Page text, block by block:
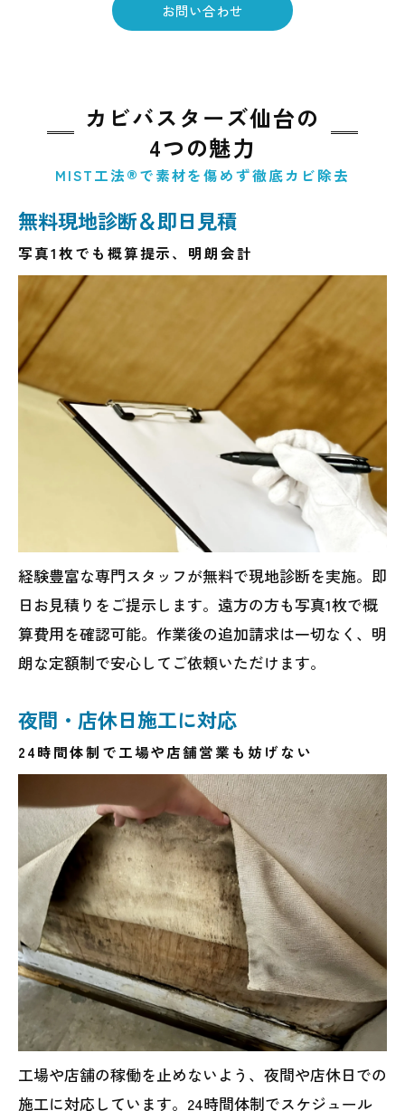
お問い合わせ
カビバスターズ仙台の
4つの魅力
MIST工法®で素材を傷めず徹底カビ除去
無料現地診断＆即日見積
写真1枚でも概算提示、明朗会計
経験豊富な専門スタッフが無料で現地診断を実施。即
日お見積りをご提示します。遠方の方も写真1枚で概
算費用を確認可能。作業後の追加請求は一切なく、明
朗な定額制で安心してご依頼いただけます。
夜間・店休日施工に対応
24時間体制で工場や店舗営業も妨げない
工場や店舗の稼働を止めないよう、夜間や店休日での
施工に対応しています。24時間体制でスケジュール